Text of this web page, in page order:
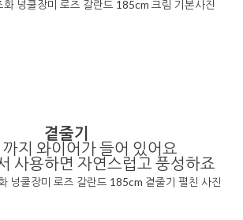
곁줄기
까지 와이어가 들어 있어요
사용하면 자연스럽고 풍성하죠